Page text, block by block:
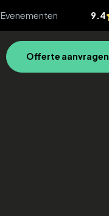
Evenementen 9.4
Offerte aanvragen